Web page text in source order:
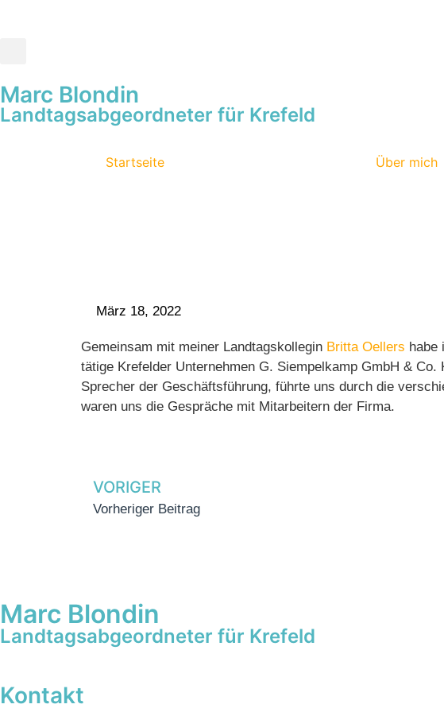
Marc Blondin
Landtagsabgeordneter für Krefeld
Startseite Über mich
März 18, 2022
Gemeinsam mit meiner Landtagskollegin Britta Oellers habe
tätige Krefelder Unternehmen G. Siempelkamp GmbH &
Sprecher der Geschäftsführung, führte uns durch die
waren uns die Gespräche mit Mitarbeitern der Firma.
VORIGER
Vorheriger Beitrag
Marc Blondin
Landtagsabgeordneter für Krefeld
Kontakt